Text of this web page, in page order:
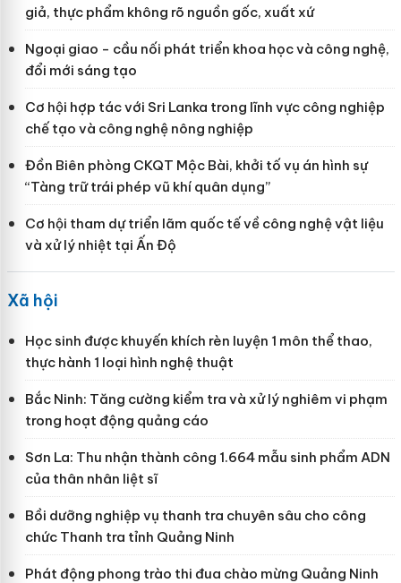
giả, thực phẩm không rõ nguồn gốc, xuất xứ
Ngoại giao - cầu nối phát triển khoa học và công nghệ,
đổi mới sáng tạo
Cơ hội hợp tác với Sri Lanka trong lĩnh vực công nghiệp
chế tạo và công nghệ nông nghiệp
Đồn Biên phòng CKQT Mộc Bài, khởi tố vụ án hình sự
“Tàng trữ trái phép vũ khí quân dụng”
Cơ hội tham dự triển lãm quốc tế về công nghệ vật liệu
và xử lý nhiệt tại Ấn Độ
Xã hội
Học sinh được khuyến khích rèn luyện 1 môn thể thao,
thực hành 1 loại hình nghệ thuật
Bắc Ninh: Tăng cường kiểm tra và xử lý nghiêm vi phạm
trong hoạt động quảng cáo
Sơn La: Thu nhận thành công 1.664 mẫu sinh phẩm ADN
của thân nhân liệt sĩ
Bồi dưỡng nghiệp vụ thanh tra chuyên sâu cho công
chức Thanh tra tỉnh Quảng Ninh
Phát động phong trào thi đua chào mừng Quảng Ninh